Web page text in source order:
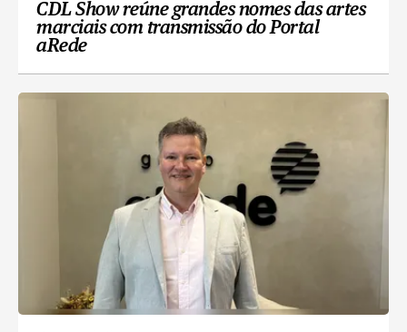
CDL Show reúne grandes nomes das artes
marciais com transmissão do Portal
aRede